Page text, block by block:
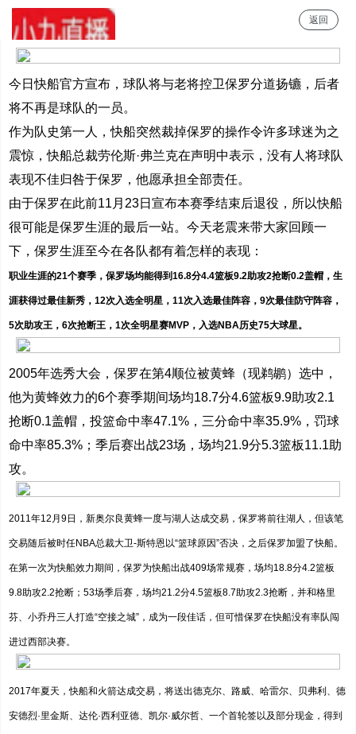
小9直播
返回
今日快船官方宣布，球队将与老将控卫保罗分道扬镳，后者
将不再是球队的一员。
作为队史第一人，快船突然裁掉保罗的操作令许多球迷为之
震惊，快船总裁劳伦斯·弗兰克在声明中表示，没有人将球队
表现不佳归咎于保罗，他愿承担全部责任。
由于保罗在此前11月23日宣布本赛季结束后退役，所以快船
很可能是保罗生涯的最后一站。今天老震来带大家回顾一
下，保罗生涯至今在各队都有着怎样的表现：
职业生涯的21个赛季，保罗场均能得到16.8分4.4篮板9.2助攻2抢断0.2盖帽，生
涯获得过最佳新秀，12次入选全明星，11次入选最佳阵容，9次最佳防守阵容，
5次助攻王，6次抢断王，1次全明星赛MVP，入选NBA历史75大球星。
2005年选秀大会，保罗在第4顺位被黄蜂（现鹈鹕）选中，
他为黄蜂效力的6个赛季期间场均18.7分4.6篮板9.9助攻2.1
抢断0.1盖帽，投篮命中率47.1%，三分命中率35.9%，罚球
命中率85.3%；季后赛出战23场，场均21.9分5.3篮板11.1助
攻。
2011年12月9日，新奥尔良黄蜂一度与湖人达成交易，保罗将前往湖人，但该笔
交易随后被时任NBA总裁大卫-斯特恩以“篮球原因”否决，之后保罗加盟了快船。
在第一次为快船效力期间，保罗为快船出战409场常规赛，场均18.8分4.2篮板
9.8助攻2.2抢断；53场季后赛，场均21.2分4.5篮板8.7助攻2.3抢断，并和格里
芬、小乔丹三人打造“空接之城”，成为一段佳话，但可惜保罗在快船没有率队闯
进过西部决赛。
2017年夏天，快船和火箭达成交易，将送出德克尔、路威、哈雷尔、贝弗利、德
安德烈·里金斯、达伦·西利亚德、凯尔·威尔哲、一个首轮签以及部分现金，得到